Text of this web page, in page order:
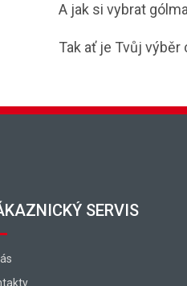
A jak si vybrat
Tak ať je Tvůj
SERVIS